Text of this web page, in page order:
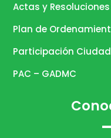
Actas y Resoluciones
Plan de
Participación
PAC – GADMC